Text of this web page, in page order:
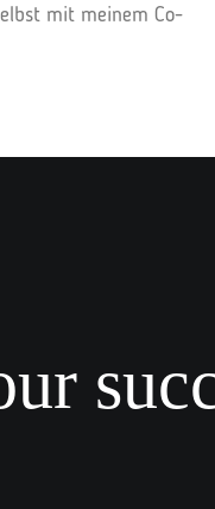
mit meinem Co-